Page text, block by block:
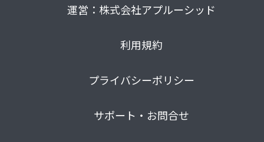
運営：株式会社アプルーシッド
利用規約
プライバシーポリシー
サポート・お問合せ